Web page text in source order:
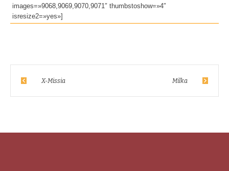
images=»9068,9069,9070,9071″ thumbstoshow=»4″
isresize2=»yes»]
X-Missia Milka